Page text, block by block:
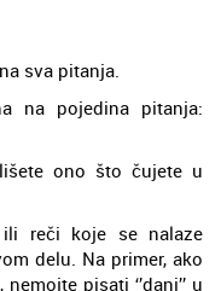
sva pitanja.
na pojedina pitanja:
ono što čujete u
ili reči koje se nalaze
delu. Na primer, ako
pisati ‘’dani’’ u